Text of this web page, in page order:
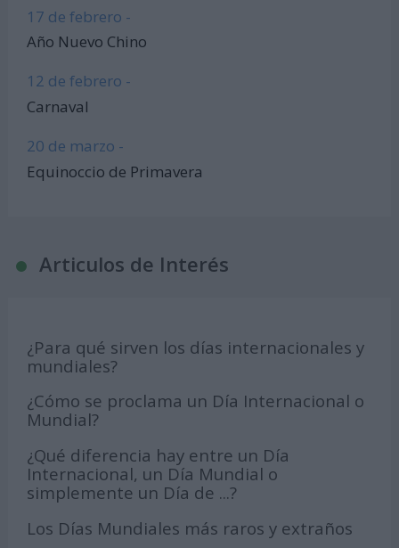
17 de febrero -
Año Nuevo Chino
12 de febrero -
Carnaval
20 de marzo -
Equinoccio de Primavera
Articulos de Interés
¿Para qué sirven los días internacionales y
mundiales?
¿Cómo se proclama un Día Internacional o
Mundial?
¿Qué diferencia hay entre un Día
Internacional, un Día Mundial o
simplemente un Día de ...?
Los Días Mundiales más raros y extraños